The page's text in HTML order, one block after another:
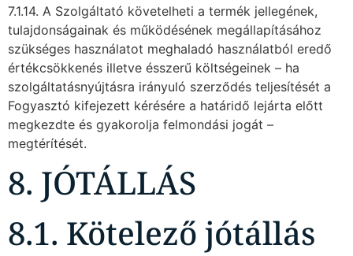
7.1.14. A Szolgáltató követelheti a termék jellegének,
tulajdonságainak és működésének megállapításához
szükséges használatot meghaladó használatból eredő
értékcsökkenés illetve ésszerű költségeinek – ha
szolgáltatásnyújtásra irányuló szerződés teljesítését a
Fogyasztó kifejezett kérésére a határidő lejárta előtt
megkezdte és gyakorolja felmondási jogát –
megtérítését.
8. JÓTÁLLÁS
8.1. Kötelező jótállás